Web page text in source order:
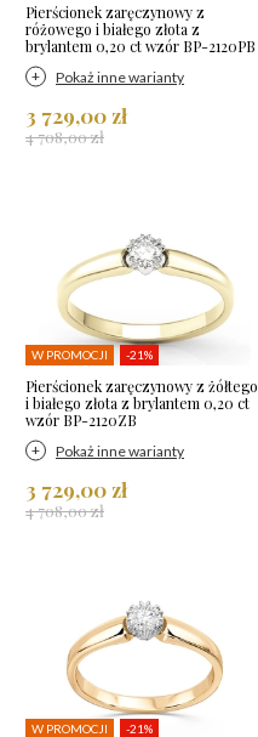
Pierścionek zaręczynowy z
różowego i białego złota z
brylantem 0,20 ct wzór BP-2120PB
Pokaż inne warianty
3 729,00 zł
4 708,00 zł
W PROMOCJI -21%
Pierścionek zaręczynowy z żółtego
i białego złota z brylantem 0,20 ct
wzór BP-2120ZB
Pokaż inne warianty
3 729,00 zł
4 708,00 zł
W PROMOCJI -21%